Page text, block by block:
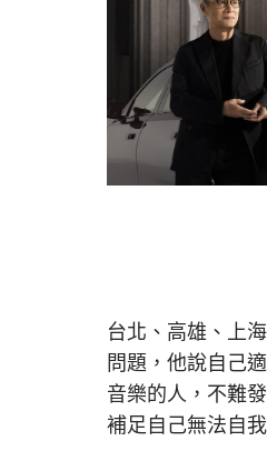
台北、高雄、上
問題，他說自己
音樂的人，不難
補足自己無法自